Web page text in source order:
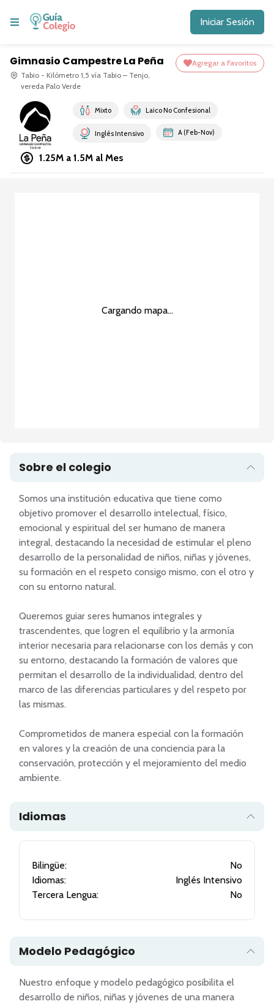
Iniciar Sesión
Gimnasio Campestre La Peña
Tabio - Kilómetro 1,5 vía Tabio – Tenjo,
vereda Palo Verde
Agregar a Favoritos
Mixto Laico No Confesional
Inglés Intensivo A (Feb-Nov)
1.25M a 1.5M al Mes
Cargando mapa...
Sobre el colegio
Somos una institución educativa que tiene como
objetivo promover el desarrollo intelectual, físico,
emocional y espiritual del ser humano de manera
integral, destacando la necesidad de estimular el pleno
desarrollo de la personalidad de niños, niñas y jóvenes,
su formación en el respeto consigo mismo, con el otro y
con su entorno natural.
Queremos guiar seres humanos integrales y
trascendentes, que logren el equilibrio y la armonía
interior necesaria para relacionarse con los demás y con
su entorno, destacando la formación de valores que
permitan el desarrollo de la individualidad, dentro del
marco de las diferencias particulares y del respeto por
las mismas.
Comprometidos de manera especial con la formación
en valores y la creación de una conciencia para la
conservación, protección y el mejoramiento del medio
ambiente.
Idiomas
Bilingüe:
No
Idiomas:
Inglés Intensivo
Tercera Lengua:
No
Modelo Pedagógico
Nuestro enfoque y modelo pedagógico posibilita el
desarrollo de niños, niñas y jóvenes de una manera